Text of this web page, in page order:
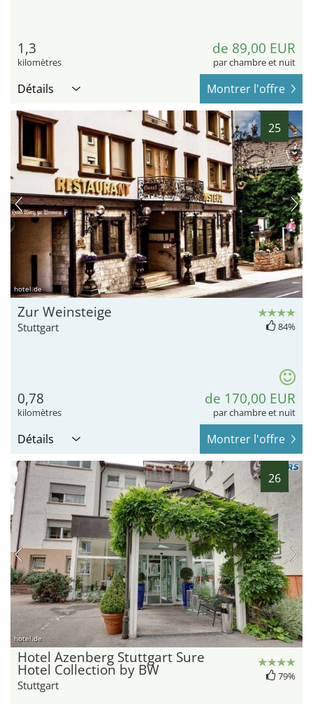
1,3
kilomètres
de 89,00 EUR
par chambre et nuit
Détails Montrer l'offre
25
hotel.de
Zur Weinsteige
Stuttgart 84%
0,78
kilomètres
de 170,00 EUR
par chambre et nuit
Détails Montrer l'offre
26
hotel.de
Hotel Azenberg Stuttgart Sure
Hotel Collection by BW
Stuttgart
79%